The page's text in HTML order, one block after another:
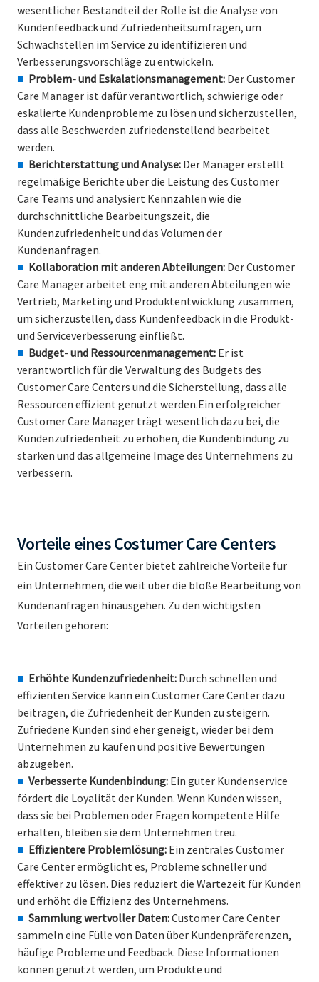
wesentlicher Bestandteil der Rolle ist die Analyse von
Kundenfeedback und Zufriedenheitsumfragen, um
Schwachstellen im Service zu identifizieren und
Verbesserungsvorschläge zu entwickeln.
Problem- und Eskalationsmanagement: Der Customer
Care Manager ist dafür verantwortlich, schwierige oder
eskalierte Kundenprobleme zu lösen und sicherzustellen,
dass alle Beschwerden zufriedenstellend bearbeitet
werden.
Berichterstattung und Analyse: Der Manager erstellt
regelmäßige Berichte über die Leistung des Customer
Care Teams und analysiert Kennzahlen wie die
durchschnittliche Bearbeitungszeit, die
Kundenzufriedenheit und das Volumen der
Kundenanfragen.
Kollaboration mit anderen Abteilungen: Der Customer
Care Manager arbeitet eng mit anderen Abteilungen wie
Vertrieb, Marketing und Produktentwicklung zusammen,
um sicherzustellen, dass Kundenfeedback in die Produkt-
und Serviceverbesserung einfließt.
Budget- und Ressourcenmanagement: Er ist
verantwortlich für die Verwaltung des Budgets des
Customer Care Centers und die Sicherstellung, dass alle
Ressourcen effizient genutzt werden.Ein erfolgreicher
Customer Care Manager trägt wesentlich dazu bei, die
Kundenzufriedenheit zu erhöhen, die Kundenbindung zu
stärken und das allgemeine Image des Unternehmens zu
verbessern.
Vorteile eines Costumer Care Centers
Ein Customer Care Center bietet zahlreiche Vorteile für
ein Unternehmen, die weit über die bloße Bearbeitung von
Kundenanfragen hinausgehen. Zu den wichtigsten
Vorteilen gehören:
Erhöhte Kundenzufriedenheit: Durch schnellen und
effizienten Service kann ein Customer Care Center dazu
beitragen, die Zufriedenheit der Kunden zu steigern.
Zufriedene Kunden sind eher geneigt, wieder bei dem
Unternehmen zu kaufen und positive Bewertungen
abzugeben.
Verbesserte Kundenbindung: Ein guter Kundenservice
fördert die Loyalität der Kunden. Wenn Kunden wissen,
dass sie bei Problemen oder Fragen kompetente Hilfe
erhalten, bleiben sie dem Unternehmen treu.
Effizientere Problemlösung: Ein zentrales Customer
Care Center ermöglicht es, Probleme schneller und
effektiver zu lösen. Dies reduziert die Wartezeit für Kunden
und erhöht die Effizienz des Unternehmens.
Sammlung wertvoller Daten:Customer Care Center
sammeln eine Fülle von Daten über Kundenpräferenzen,
häufige Probleme und Feedback. Diese Informationen
können genutzt werden, um Produkte und